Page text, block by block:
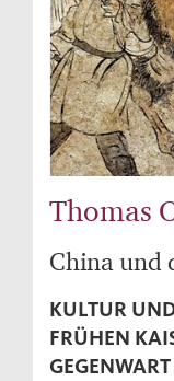
Thomas
China und
KULTUR
FRÜHEN
GEGENWART